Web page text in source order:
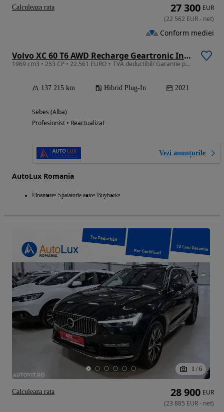
Volvo XC 60 T6 AWD Recharge Geartronic Inscription
1969 cm3 • 253 CP • 22.561 EURO + TVA deductibil/ Garantie pana la 3 Ani/ Istoric Service
137 215 km Hibrid Plug-In 2021
Sebes (Alba)
Profesionist • Reactualizat
Vezi anunțurile
AutoLux Romania
Finantare Spalatorie auto Buyback
27 300 EUR
(22 562 EUR- net)
Conform mediei
Calculeaza rata
1 / 6
28 900 EUR
(23 885 EUR- net)
Calculeaza rata